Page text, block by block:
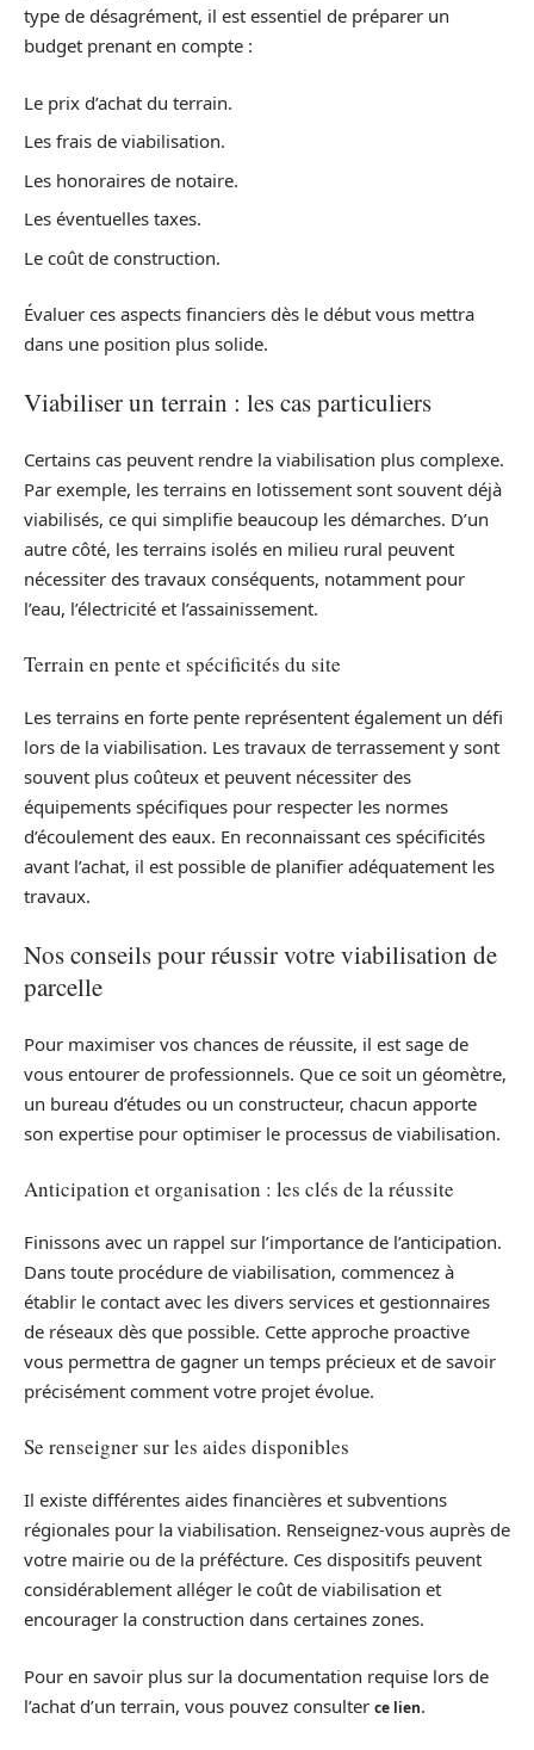
type de désagrément, il est essentiel de préparer un
budget prenant en compte :
Le prix d’achat du terrain.
Les frais de viabilisation.
Les honoraires de notaire.
Les éventuelles taxes.
Le coût de construction.
Évaluer ces aspects financiers dès le début vous mettra
dans une position plus solide.
Viabiliser un terrain : les cas particuliers
Certains cas peuvent rendre la viabilisation plus complexe.
Par exemple, les terrains en lotissement sont souvent déjà
viabilisés, ce qui simplifie beaucoup les démarches. D’un
autre côté, les terrains isolés en milieu rural peuvent
nécessiter des travaux conséquents, notamment pour
l’eau, l’électricité et l’assainissement.
Terrain en pente et spécificités du site
Les terrains en forte pente représentent également un défi
lors de la viabilisation. Les travaux de terrassement y sont
souvent plus coûteux et peuvent nécessiter des
équipements spécifiques pour respecter les normes
d’écoulement des eaux. En reconnaissant ces spécificités
avant l’achat, il est possible de planifier adéquatement les
travaux.
Nos conseils pour réussir votre viabilisation de
parcelle
Pour maximiser vos chances de réussite, il est sage de
vous entourer de professionnels. Que ce soit un géomètre,
un bureau d’études ou un constructeur, chacun apporte
son expertise pour optimiser le processus de viabilisation.
Anticipation et organisation : les clés de la réussite
Finissons avec un rappel sur l’importance de l’anticipation.
Dans toute procédure de viabilisation, commencez à
établir le contact avec les divers services et gestionnaires
de réseaux dès que possible. Cette approche proactive
vous permettra de gagner un temps précieux et de savoir
précisément comment votre projet évolue.
Se renseigner sur les aides disponibles
Il existe différentes aides financières et subventions
régionales pour la viabilisation. Renseignez-vous auprès de
votre mairie ou de la préfécture. Ces dispositifs peuvent
considérablement alléger le coût de viabilisation et
encourager la construction dans certaines zones.
Pour en savoir plus sur la documentation requise lors de
l’achat d’un terrain, vous pouvez consulter ce lien.